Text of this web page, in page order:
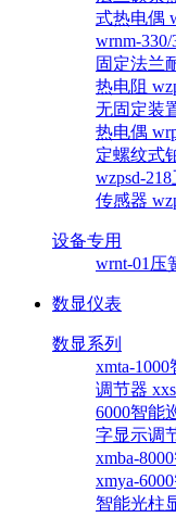
式热电偶
wrnm-
固定法兰
热电阻
无固定装
热电偶
定螺纹式
wzpsd-
传感器
设备专用
wrnt-01压
数显仪表
数显系列
xmta-
调节器
6000智能
字显示调
xmba-
xmya-
智能光柱